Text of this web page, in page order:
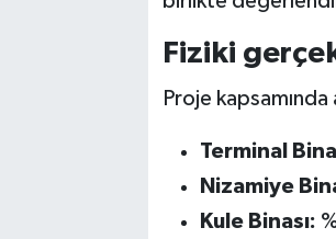
Fiziki
Proje
Terminal
Nizamiye
Kule Binası: